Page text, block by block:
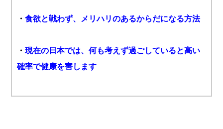
・食欲と戦わず、メリハリのあるからだになる方法
・現在の日本では、何も考えず過ごしていると高い
確率で健康を害します